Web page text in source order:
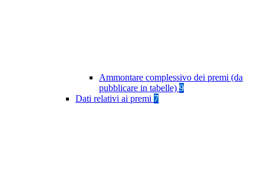
Ammontare complessivo dei premi (da
pubblicare in tabelle) 9
Dati relativi ai premi 7